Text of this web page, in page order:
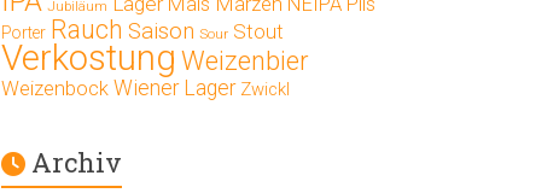
Jubiläum
Porter Rauch Saison Sour Stout
Verkostung Weizenbier
Weizenbock Wiener Lager Zwickl
Archiv